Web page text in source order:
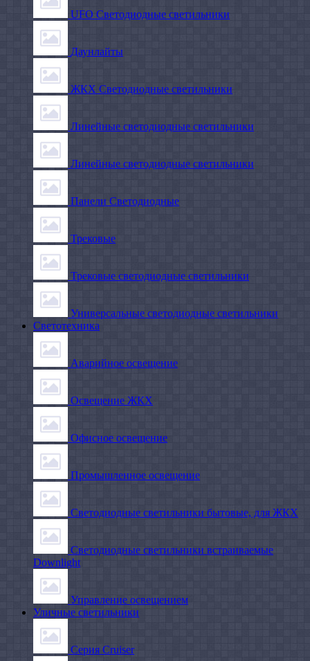
UFO Светодиодные светильники
Даунлайты
ЖКХ Светодиодные светильники
Линейные светодиодные светильники
Линейные светодиодные светильники
Панели Светодиодные
Трековые
Трековые светодиодные светильники
Универсальные светодиодные светильники
Светотехника
Аварийное освещение
Освещение ЖКХ
Офисное освещение
Промышленное освещение
Светодиодные светильники бытовые, для ЖКХ
Светодиодные светильники встраиваемые
Downlight
Управление освещением
Уличные светильники
Серия Cruiser